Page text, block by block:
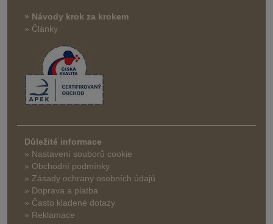
» Návody krok za krokem
» Články
Důležité informace
» Nastavení souborů cookie
» Obchodní podmínky
» Zásady ochrany osobních údajů
» Doprava a platba
» Často kladené dotazy
» Reklamace